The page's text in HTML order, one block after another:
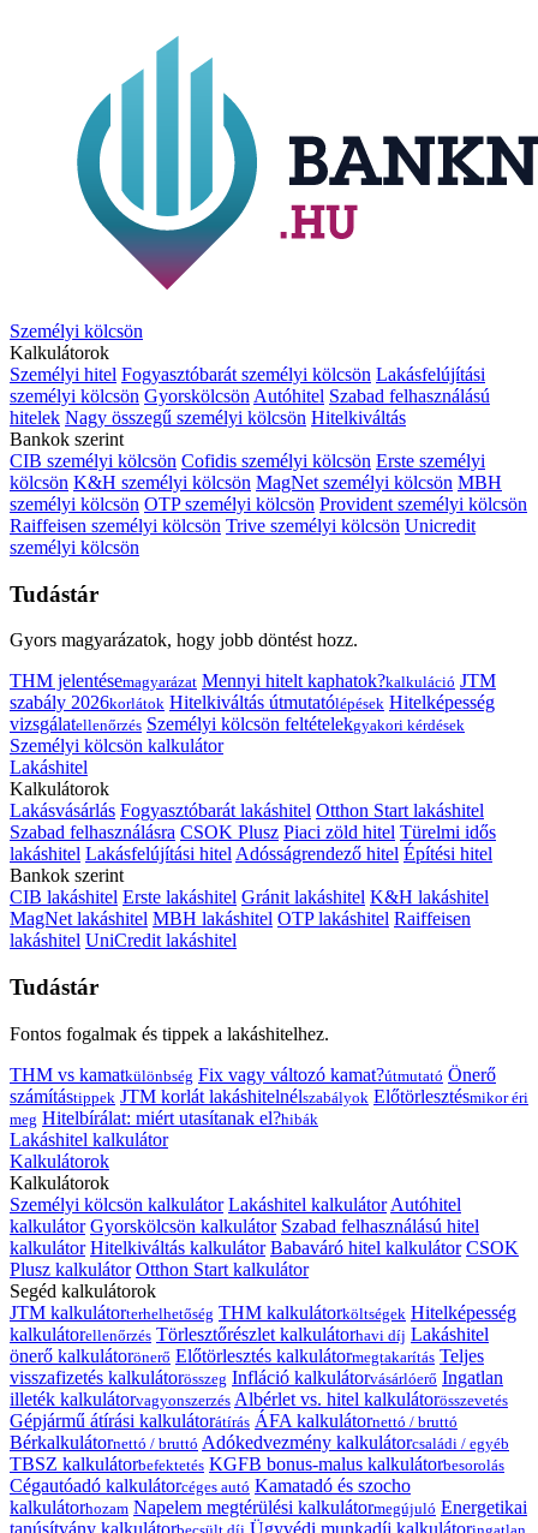
Személyi kölcsön
Kalkulátorok
Személyi hitel Fogyasztóbarát személyi kölcsön Lakásfelújítási
személyi kölcsön Gyorskölcsön Autóhitel Szabad felhasználású
hitelek Nagy összegű személyi kölcsön Hitelkiváltás
Bankok szerint
CIB személyi kölcsön Cofidis személyi kölcsön Erste személyi
kölcsön K&H személyi kölcsön MagNet személyi kölcsön MBH
személyi kölcsön OTP személyi kölcsön Provident személyi kölcsön
Raiffeisen személyi kölcsön Trive személyi kölcsön Unicredit
személyi kölcsön
Tudástár
Gyors magyarázatok, hogy jobb döntést hozz.
THM jelentésemagyarázat Mennyi hitelt kaphatok?kalkuláció JTM
szabály 2026korlátok Hitelkiváltás útmutatólépések Hitelképesség
vizsgálatellenőrzés Személyi kölcsön feltételekgyakori kérdések
Személyi kölcsön kalkulátor
Lakáshitel
Kalkulátorok
Lakásvásárlás Fogyasztóbarát lakáshitel Otthon Start lakáshitel
Szabad felhasználásra CSOK Plusz Piaci zöld hitel Türelmi idős
lakáshitel Lakásfelújítási hitelAdósságrendező hitel Építési hitel
Bankok szerint
CIB lakáshitel Erste lakáshitel Gránit lakáshitel K&H lakáshitel
MagNet lakáshitel MBH lakáshitel OTP lakáshitel Raiffeisen
lakáshitel UniCredit lakáshitel
Tudástár
Fontos fogalmak és tippek a lakáshitelhez.
THM vs kamatkülönbség Fix vagy változó kamat?útmutató Önerő
számítástippek JTM korlát lakáshitelnélszabályok Előtörlesztésmikor éri
meg Hitelbírálat: miért utasítanak el?hibák
Lakáshitel kalkulátor
Kalkulátorok
Kalkulátorok
Személyi kölcsön kalkulátor Lakáshitel kalkulátor Autóhitel
kalkulátor Gyorskölcsön kalkulátor Szabad felhasználású hitel
kalkulátor Hitelkiváltás kalkulátor Babaváró hitel kalkulátor CSOK
Plusz kalkulátor Otthon Start kalkulátor
Segéd kalkulátorok
JTM kalkulátorterhelhetőség THM kalkulátorköltségek Hitelképesség
kalkulátorellenőrzés Törlesztőrészlet kalkulátorhavi díj Lakáshitel
önerő kalkulátorönerő Előtörlesztés kalkulátormegtakarítás Teljes
visszafizetés kalkulátorösszeg Infláció kalkulátorvásárlóerő Ingatlan
illeték kalkulátorvagyonszerzés Albérlet vs. hitel kalkulátorösszevetés
Gépjármű átírási kalkulátorátírás ÁFA kalkulátornettó / bruttó
Bérkalkulátornettó / bruttó Adókedvezmény kalkulátorcsaládi / egyéb
TBSZ kalkulátorbefektetés KGFB bonus-malus kalkulátorbesorolás
Cégautóadó kalkulátorcéges autó Kamatadó és szocho
kalkulátorhozam Napelem megtérülési kalkulátormegújuló Energetikai
tanúsítvány kalkulátor
Ügyvédi munkadíj kalkulátor